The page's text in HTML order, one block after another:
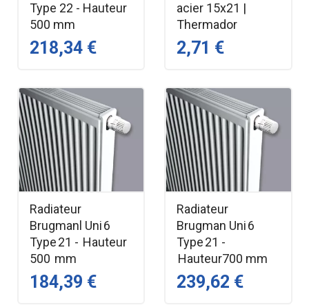
Type 22 - Hauteur
500 mm
218,34 €
acier 15x21 |
Thermador
2,71 €
Radiateur
Brugmanl Uni 6
Type 21 - Hauteur
500 mm
184,39 €
Radiateur
Brugman Uni 6
Type 21 -
Hauteur700 mm
239,62 €